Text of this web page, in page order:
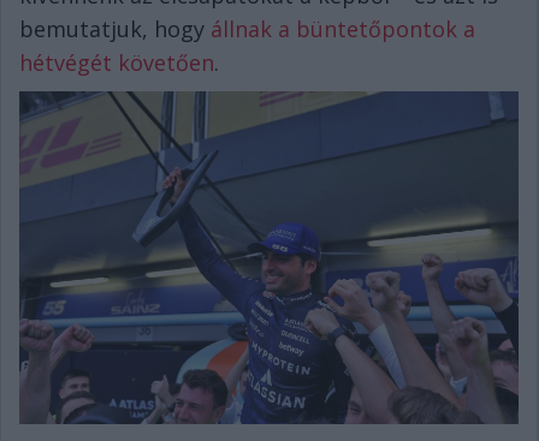
bemutatjuk, hogy állnak a büntetőpontok a
hétvégét követően.